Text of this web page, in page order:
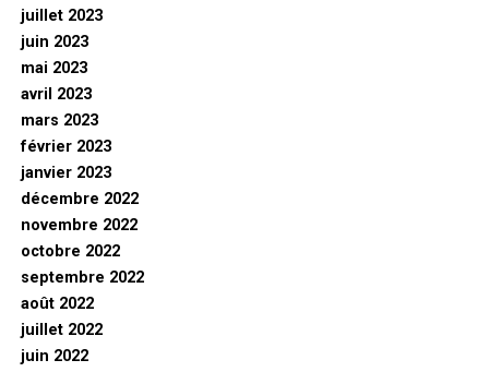
juillet 2023
juin 2023
mai 2023
avril 2023
mars 2023
février 2023
janvier 2023
décembre 2022
novembre 2022
octobre 2022
septembre 2022
août 2022
juillet 2022
juin 2022